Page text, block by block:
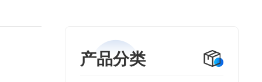
产品分类